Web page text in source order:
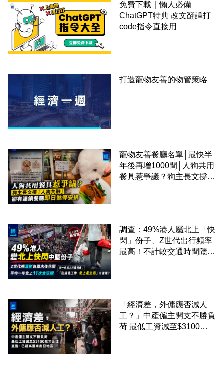
免費下載｜懶人必備
ChatGPT特典 改文翻譯打
code指令直接用
打造寵物友善的物管策略
寵物友善餐廳名單│最快半
年後再增1000間│人狗共用
餐具惹爭議？狗主長文撐
調查：49%港人屬北上「快
閃」份子、Z世代出行頻率
最高！不計較交通時間隱形
「經濟差，外傭應否減人
工？」中產僱主開支不勝負
荷 最低工資減至$3100蚊